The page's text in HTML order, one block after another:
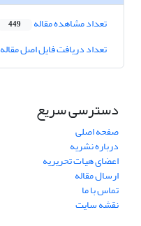
تعداد مشاهده مقاله 449
تعداد دریافت فایل اصل مقاله
دسترسی سریع
صفحه اصلی
درباره نشریه
اعضای هیات تحریریه
ارسال مقاله
تماس با ما
نقشه سایت